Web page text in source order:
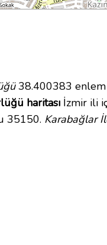
38.400383 enlem
haritası İzmir ili
35150. Karabağlar